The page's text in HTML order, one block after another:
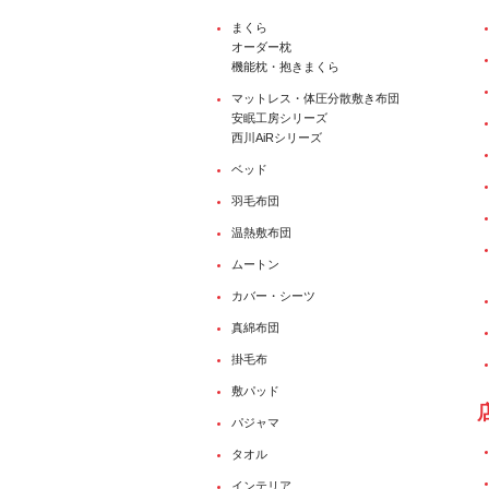
まくら
オーダー枕
機能枕・抱きまくら
マットレス・体圧分散敷き布団
安眠工房シリーズ
西川AiRシリーズ
ベッド
羽毛布団
温熱敷布団
ムートン
カバー・シーツ
真綿布団
掛毛布
敷パッド
パジャマ
タオル
インテリア